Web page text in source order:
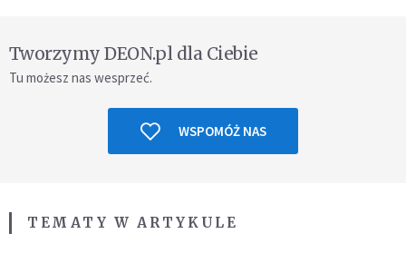
Tworzymy DEON.pl dla Ciebie
Tu możesz nas wesprzeć.
WSPOMÓŻ NAS
TEMATY W ARTYKULE